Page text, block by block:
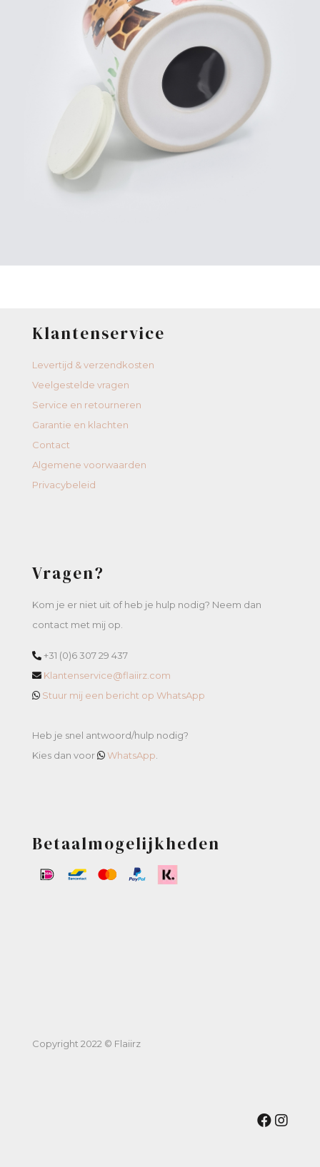
Klantenservice
Levertijd & verzendkosten
Veelgestelde vragen
Service en retourneren
Garantie en klachten
Contact
Algemene voorwaarden
Privacybeleid
Vragen?
Kom je er niet uit of heb je hulp nodig? Neem dan
contact met mij op.
+31 (0)6 307 29 437
Klantenservice@flaiirz.com
Stuur mij een bericht op WhatsApp
Heb je snel antwoord/hulp nodig?
Kies dan voor
WhatsApp
Betaalmogelijkheden
Copyright 2022 © Flaiirz